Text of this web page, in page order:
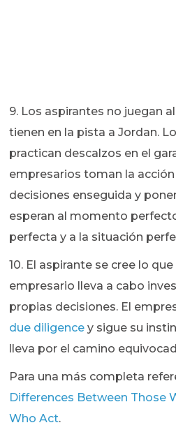
9. Los aspirantes no juegan
tienen en la pista a Jordan.
practican descalzos en el
empresarios toman la
decisiones enseguida y
esperan al momento
perfecta y a la situación
10. El aspirante se cree lo
empresario lleva a cabo
propias decisiones. El
due diligence y sigue su
lleva por el camino
Para una más completa
Differences Between Those
Who Act.